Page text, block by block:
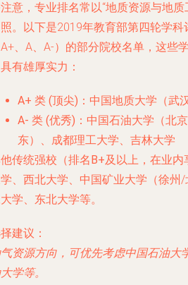
意，专业排名常以“地质资源与地
。以下是2019年教育部第四轮学
、A、A-）的部分院校名单，这些
有雄厚实力：
A+ 类 (顶尖) ：中国地质大学（武
A- 类 (优秀) ：中国石油大学（北
东）、成都理工大学、吉林大学
传统强校（排名B+及以上，在业
、西北大学、中国矿业大学（徐州
学、东北大学等。
建议 ：
资源方向 ，可优先考虑中国石油
学等。